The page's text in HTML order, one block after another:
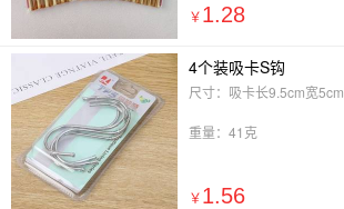
￥ 1.28
4个装吸卡S钩
尺寸：吸卡长9.5cm宽5cm
重量：41克
￥ 1.56